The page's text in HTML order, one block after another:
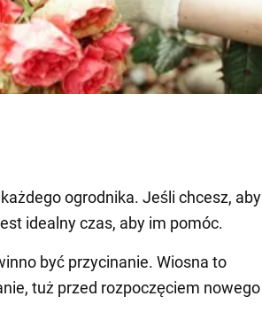
ogrodnika. Jeśli chcesz, aby
idealny czas, aby im pomóc.
być przycinanie. Wiosna to
tuż przed rozpoczęciem nowego